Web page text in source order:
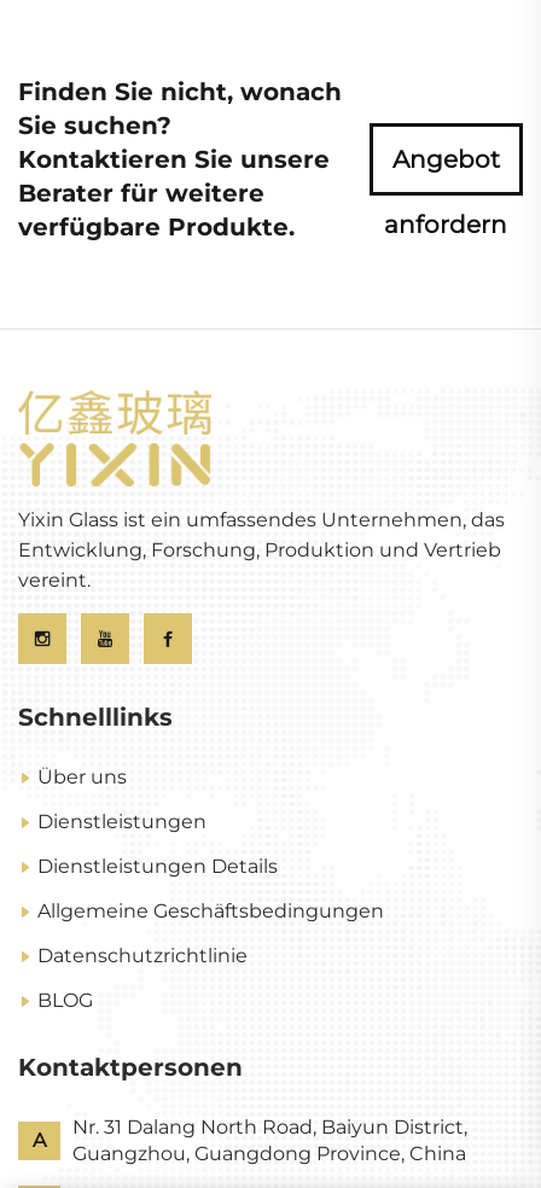
Finden Sie nicht, wonach
Sie suchen?
Kontaktieren Sie unsere
Berater für weitere
verfügbare Produkte.
Angebot
anfordern
Yixin Glass ist ein umfassendes Unternehmen, das
Entwicklung, Forschung, Produktion und Vertrieb
vereint.
Schnelllinks
Über uns
Dienstleistungen
Dienstleistungen Details
Allgemeine Geschäftsbedingungen
Datenschutzrichtlinie
BLOG
Kontaktpersonen
A
Nr. 31 Dalang North Road, Baiyun District,
Guangzhou, Guangdong Province, China